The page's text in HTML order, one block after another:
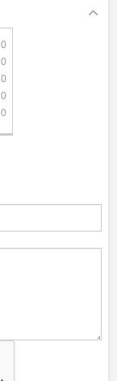
0
0
0
0
0